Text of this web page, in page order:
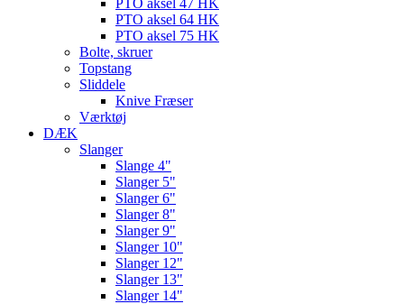
PTO aksel 64 HK
PTO aksel 75 HK
Bolte, skruer
Topstang
Sliddele
Knive Fræser
Værktøj
DÆK
Slanger
Slange 4"
Slanger 5"
Slanger 6"
Slanger 8"
Slanger 9"
Slanger 10"
Slanger 12"
Slanger 13"
Slanger 14"